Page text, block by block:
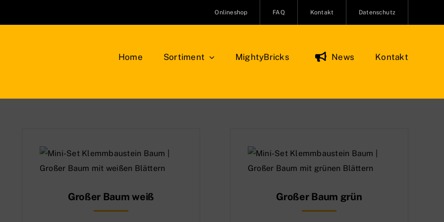
Onlineshop FAQ Kontakt Datenschutz
Home Sortiment MightyBricks News Kontakt
Großer Baum weiß Großer Baum grün